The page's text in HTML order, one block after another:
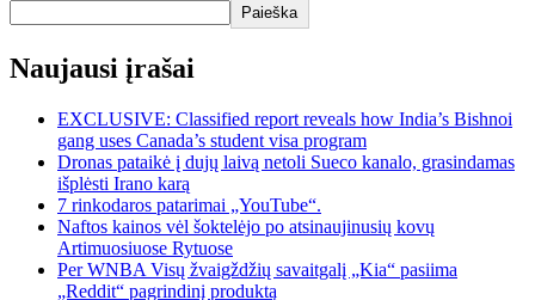
Paieška
Naujausi įrašai
EXCLUSIVE: Classified report reveals how India’s Bishnoi
gang uses Canada’s student visa program
Dronas pataikė į dujų laivą netoli Sueco kanalo, grasindamas
išplėsti Irano karą
7 rinkodaros patarimai „YouTube“.
Naftos kainos vėl šoktelėjo po atsinaujinusių kovų
Artimuosiuose Rytuose
Per WNBA Visų žvaigždžių savaitgalį „Kia“ pasiima
„Reddit“ pagrindinį produktą